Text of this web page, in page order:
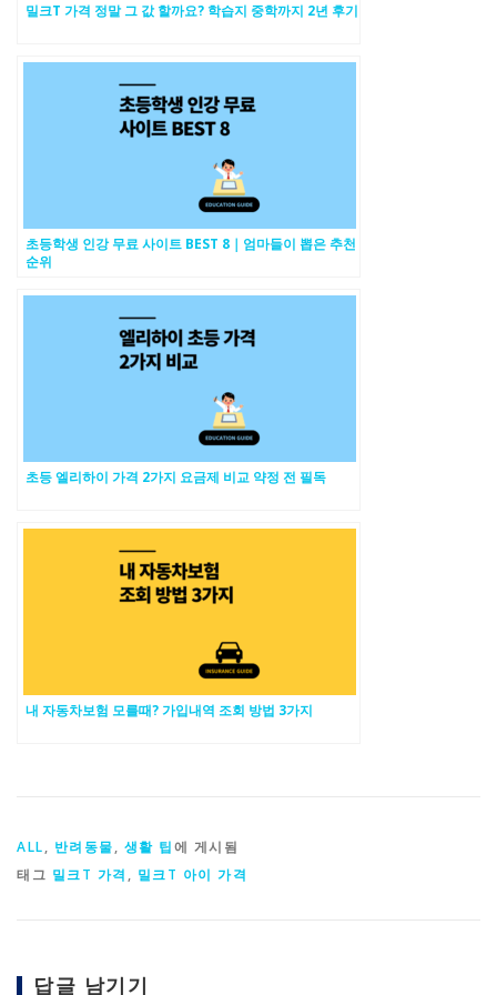
밀크T 가격 정말 그 값 할까요? 학습지 중학까지 2년 후기
초등학생 인강 무료 사이트 BEST 8｜엄마들이 뽑은 추천
순위
초등 엘리하이 가격 2가지 요금제 비교 약정 전 필독
내 자동차보험 모를때? 가입내역 조회 방법 3가지
ALL, 반려동물, 생활 팁에 게시됨
태그 밀크T 가격 , 밀크T 아이 가격
답글 남기기